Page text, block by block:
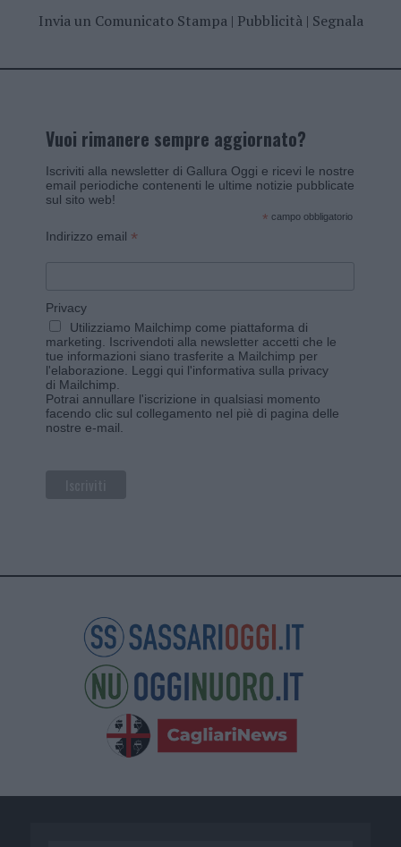
Invia un Comunicato Stampa| Pubblicità| Segnala
Vuoi rimanere sempre aggiornato?
Iscriviti alla newsletter di Gallura Oggi e ricevi le nostre
email periodiche contenenti le ultime notizie pubblicate
sul sito web!
* campo obbligatorio
Indirizzo email *
Privacy
Utilizziamo Mailchimp come piattaforma di
marketing. Iscrivendoti alla newsletter accetti che le
tue informazioni siano trasferite a Mailchimp per
l'elaborazione. Leggi qui l'informativa sulla privacy
di Mailchimp
Potrai annullare l'iscrizione in qualsiasi momento
facendo clic sul collegamento nel piè di pagina delle
nostre e-mail.